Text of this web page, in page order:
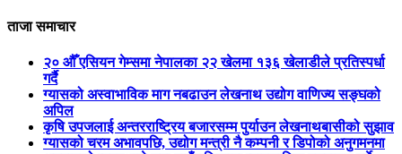
ताजा समाचार
२० औँ एसियन गेम्समा नेपालका २२ खेलमा १३६ खेलाडीले प्रतिस्पर्धा
गर्दै
ग्यासको अस्वाभाविक माग नबढाउन लेखनाथ उद्योग वाणिज्य सङ्घको
अपिल
कृषि उपजलाई अन्तरराष्ट्रिय बजारसम्म पुर्याउन लेखनाथबासीको सुझाव
ग्यासको चरम अभावपछि, उद्योग मन्त्री नै कम्पनी र डिपोको अनुगमनमा